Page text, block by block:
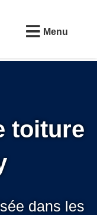
Menu
toiture
dans les